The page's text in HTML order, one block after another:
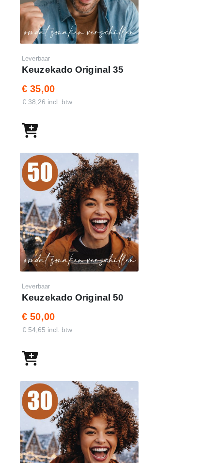
Leverbaar
Keuzekado Original 35
€ 35,00
€ 38,26 incl. btw
Leverbaar
Keuzekado Original 50
€ 50,00
€ 54,65 incl. btw